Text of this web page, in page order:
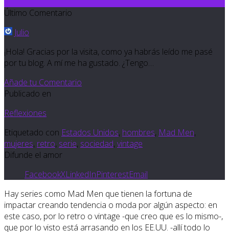
Último Comentario
Julio
¡Hola! Gracias por la visita, como ya habrás leído me pasé
por tu blog. A mí me ha gustado. ¿Tengo…
Añade tu Comentario
Publicado en
Reflexiones
Etiquetado con Estados Unidos, hombres, Mad Men,
mujeres, retro, serie, sociedad, vintage
Difunde el amor
FacebookXLinkedInPinterestEmail
Hay series como Mad Men que tienen la fortuna de
impactar creando tendencia o moda por algún aspecto: en
este caso, por lo retro o vintage -que creo que es lo mismo-,
que por lo visto está arrasando en los EE.UU. -allí todo lo